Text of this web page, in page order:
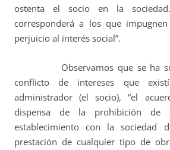
ostenta el socio en la
corresponderá a los que
perjuicio al interés social”.
Observamos que se ha
conflicto de intereses que
administrador (el socio), “el
dispensa de la prohibición de
establecimiento con la sociedad
prestación de cualquier tipo de